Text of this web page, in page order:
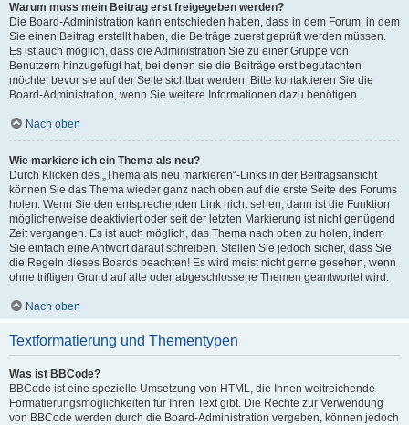
Warum muss mein Beitrag erst freigegeben werden?
Die Board-Administration kann entschieden haben, dass in dem Forum, in dem
Sie einen Beitrag erstellt haben, die Beiträge zuerst geprüft werden müssen.
Es ist auch möglich, dass die Administration Sie zu einer Gruppe von
Benutzern hinzugefügt hat, bei denen sie die Beiträge erst begutachten
möchte, bevor sie auf der Seite sichtbar werden. Bitte kontaktieren Sie die
Board-Administration, wenn Sie weitere Informationen dazu benötigen.
Nach oben
Wie markiere ich ein Thema als neu?
Durch Klicken des „Thema als neu markieren“-Links in der Beitragsansicht
können Sie das Thema wieder ganz nach oben auf die erste Seite des Forums
holen. Wenn Sie den entsprechenden Link nicht sehen, dann ist die Funktion
möglicherweise deaktiviert oder seit der letzten Markierung ist nicht genügend
Zeit vergangen. Es ist auch möglich, das Thema nach oben zu holen, indem
Sie einfach eine Antwort darauf schreiben. Stellen Sie jedoch sicher, dass Sie
die Regeln dieses Boards beachten! Es wird meist nicht gerne gesehen, wenn
ohne triftigen Grund auf alte oder abgeschlossene Themen geantwortet wird.
Nach oben
Textformatierung und Thementypen
Was ist BBCode?
BBCode ist eine spezielle Umsetzung von HTML, die Ihnen weitreichende
Formatierungsmöglichkeiten für Ihren Text gibt. Die Rechte zur Verwendung
von BBCode werden durch die Board-Administration vergeben, können jedoch